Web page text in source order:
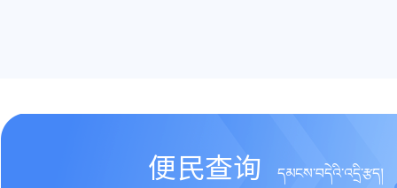
便民查询 དམངས་བདེའི་འདྲི་རྩད།